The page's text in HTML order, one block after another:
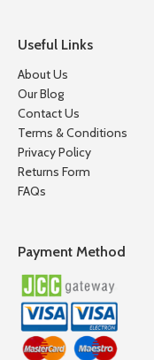
Useful Links
About Us
Our Blog
Contact Us
Terms & Conditions
Privacy Policy
Returns Form
FAQs
Payment Method